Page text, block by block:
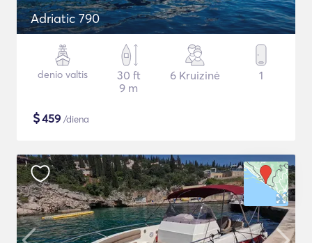
Adriatic 790
denio valtis
30 ft
9 m
6 Kruizinė 1
$459 /diena